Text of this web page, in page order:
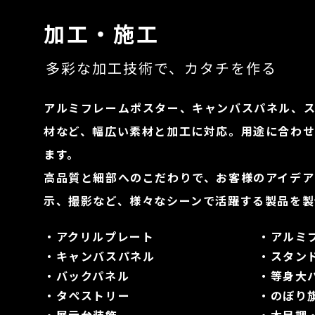
加工・施工
多彩な加工技術で、カタチを作る
アルミフレームポスター、キャンバスパネル、
材など、幅広い素材と加工に対応。用途に合わ
ます。
高品質と細部へのこだわりで、お客様のアイデ
示、撮影など、様々なシーンで活躍する製品を
・アクリルプレート
・アルミ
・キャンバスパネル
・スタン
・バックパネル
・等身大
・タペストリー
・のぼり